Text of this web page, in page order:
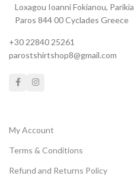
ονειρευόμουν από μικρός. Μια
επανάσταση. Για έναν κόσμο με
υπάρχει μεγαλύτερη
επανάσταση από την αγάπη".
Loxagou Ioanni Fokianou, Parikia
Paros 844 00 Cyclades Greece
+30 22840 25261
parostshirtshop8@gmail.com
My Account
Terms & Conditions
Refund and Returns Policy